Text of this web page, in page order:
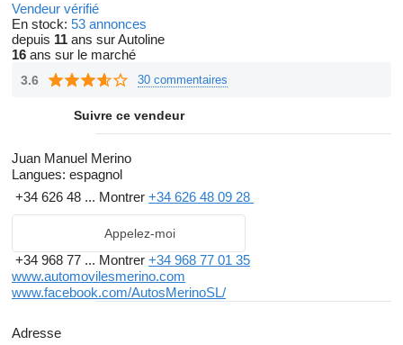
Vendeur vérifié
En stock: 53 annonces
depuis 11 ans sur Autoline
16 ans sur le marché
3.6 30 commentaires
Suivre ce vendeur
Juan Manuel Merino
Langues: espagnol
+34 626 48 ... Montrer +34 626 48 09 28
Appelez-moi
+34 968 77 ... Montrer +34 968 77 01 35
www.automovilesmerino.com
www.facebook.com/AutosMerinoSL/
Adresse